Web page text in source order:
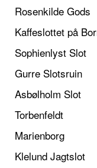
Rosenkilde Gods
Kaffeslottet på
Sophienlyst Slot
Gurre Slotsruin
Asbølholm Slot
Torbenfeldt
Marienborg
Klelund Jagtslot